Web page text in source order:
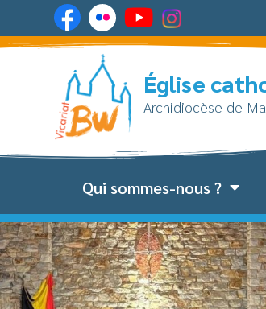
Église
Archidiocèse de
Qui sommes-nous ?